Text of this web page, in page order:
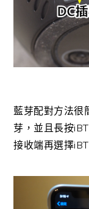
藍芽配對方法很
芽，並且長按
接收端再選擇